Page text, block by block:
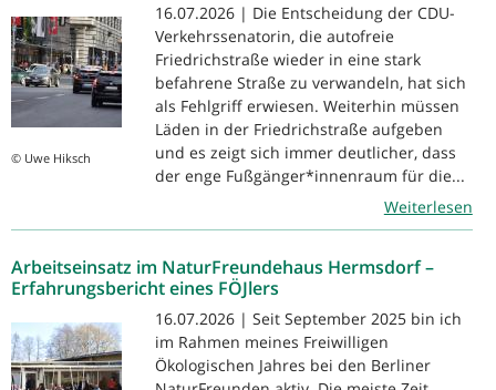
© Uwe Hiksch
16.07.2026 | Die Entscheidung der CDU-
Verkehrssenatorin, die autofreie
Friedrichstraße wieder in eine stark
befahrene Straße zu verwandeln, hat sich
als Fehlgriff erwiesen. Weiterhin müssen
Läden in der Friedrichstraße aufgeben
und es zeigt sich immer deutlicher, dass
der enge Fußgänger*innenraum für die...
Weiterlesen
Arbeitseinsatz im NaturFreundehaus Hermsdorf –
Erfahrungsbericht eines FÖJlers
16.07.2026 | Seit September 2025 bin ich
im Rahmen meines Freiwilligen
Ökologischen Jahres bei den Berliner